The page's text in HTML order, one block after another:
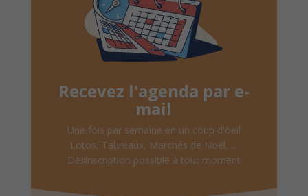
Recevez l'agenda par e-
mail
Une fois par semaine en un coup d'oeil
Lotos, Taureaux, Marchés de Noël, ...
Désinscription possible à tout moment